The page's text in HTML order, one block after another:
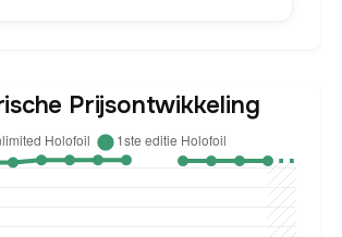
Prijsontwikkeling